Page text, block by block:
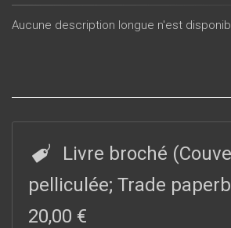
Aucune description longue n'est
Livre broché
pelliculée; Trade
20,00 €